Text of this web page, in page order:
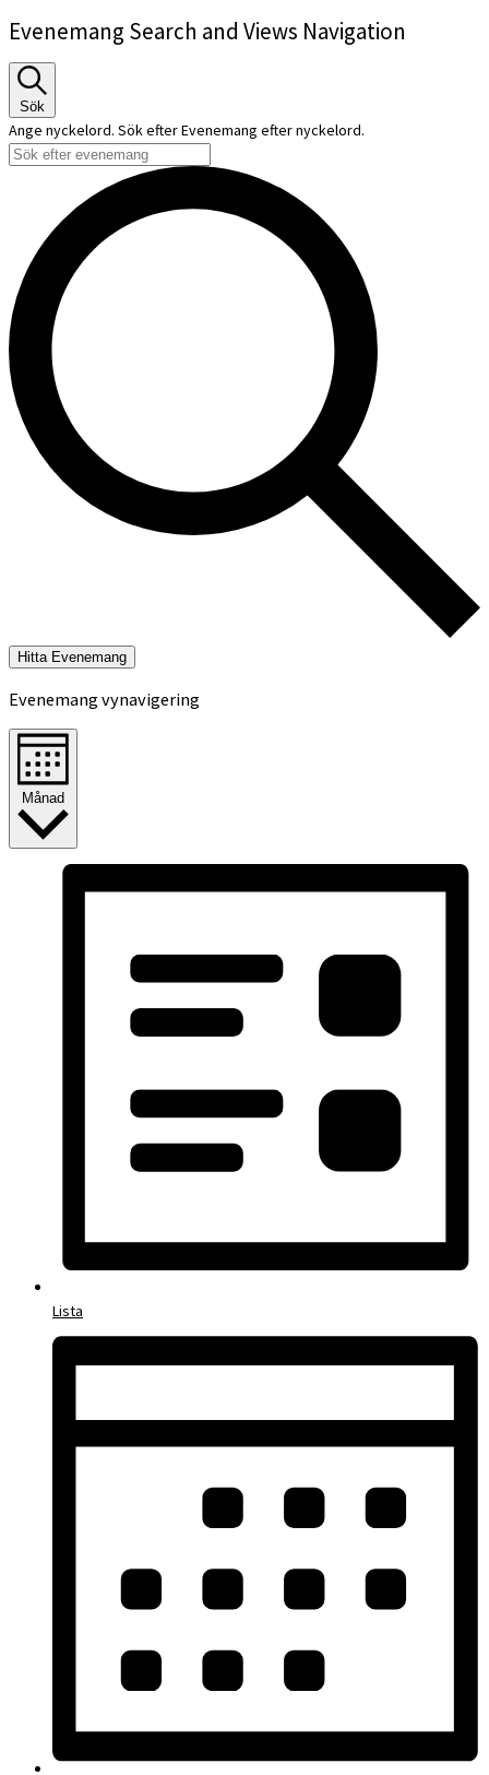
Evenemang Search and Views Navigation
Sök
Ange nyckelord. Sök efter Evenemang efter nyckelord.
Hitta Evenemang
Evenemang vynavigering
Månad
Lista